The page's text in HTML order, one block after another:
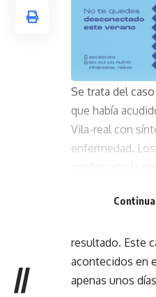
Se trata del
que había
Vila-real con
enfermedad.
Centro
resultado. Este
acontecidos en
apenas unos
//